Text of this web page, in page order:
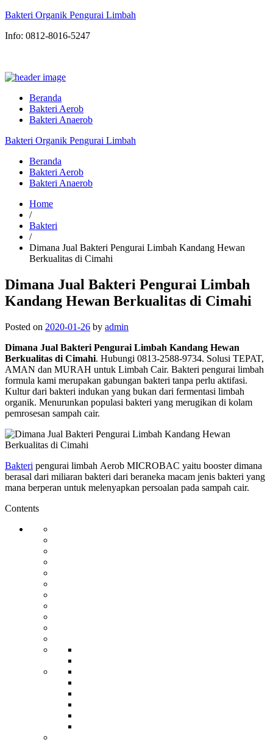
Bakteri Organik Pengurai Limbah
Info: 0812-8016-5247
Beranda
Bakteri Aerob
Bakteri Anaerob
Bakteri Organik Pengurai Limbah
Beranda
Bakteri Aerob
Bakteri Anaerob
Home
/
Bakteri
/
Dimana Jual Bakteri Pengurai Limbah Kandang Hewan
Berkualitas di Cimahi
Dimana Jual Bakteri Pengurai Limbah
Kandang Hewan Berkualitas di Cimahi
Posted on 2020-01-26 by admin
Dimana Jual Bakteri Pengurai Limbah Kandang Hewan
Berkualitas di Cimahi. Hubungi 0813-2588-9734. Solusi TEPAT,
AMAN dan MURAH untuk Limbah Cair. Bakteri pengurai limbah
formula kami merupakan gabungan bakteri tanpa perlu aktifasi.
Kultur dari bakteri indukan yang bukan dari fermentasi limbah
organik. Menurunkan populasi bakteri yang merugikan di kolam
pemrosesan sampah cair.
Bakteri pengurai limbah Aerob MICROBAC yaitu booster dimana
berasal dari miliaran bakteri dari beraneka macam jenis bakteri yang
mana berperan untuk melenyapkan persoalan pada sampah cair.
Contents